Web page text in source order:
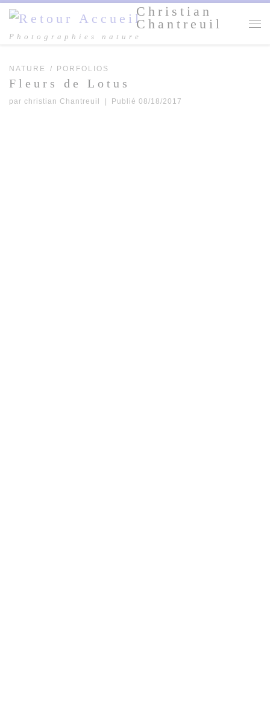
Passer au contenu
Christian
Chantreuil
Photographies nature
NATURE PORFOLIOS
Fleurs de Lotus
par christian Chantreuil Publié08/18/2017